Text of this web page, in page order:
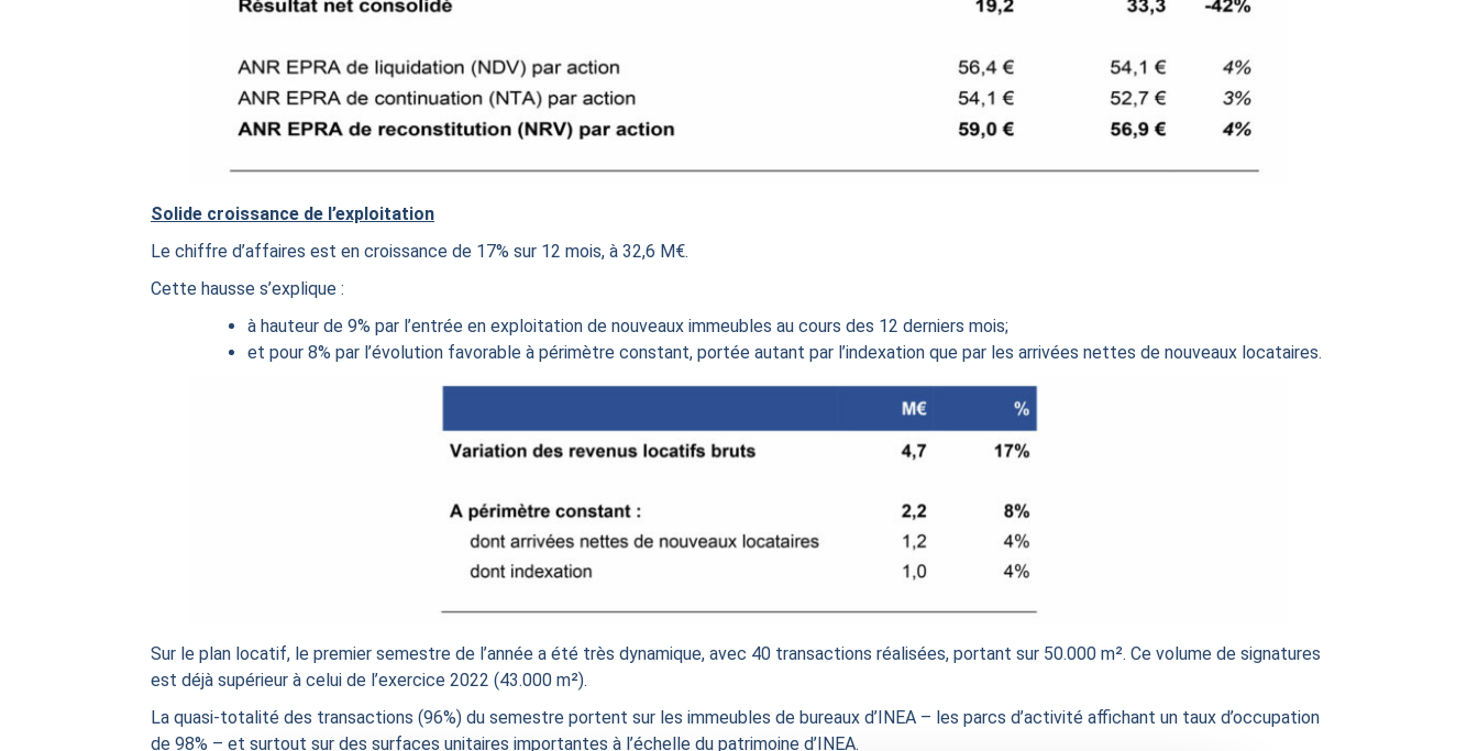
Solide croissance de l’exploitation
Le chiffre d’affaires est en croissance de 17% sur 12 mois, à 32,6 M€.
Cette hausse s’explique :
à hauteur de 9% par l’entrée en exploitation de nouveaux immeubles au cours des 12 derniers mois;
et pour 8% par l’évolution favorable à périmètre constant, portée autant par l’indexation que par les arrivées nettes de nouveaux locataires.
Sur le plan locatif, le premier semestre de l’année a été très dynamique, avec 40 transactions réalisées, portant sur 50.000 m². Ce volume de signatures
est déjà supérieur à celui de l’exercice 2022 (43.000 m²).
La quasi-totalité des transactions (96%) du semestre portent sur les immeubles de bureaux d’INEA – les parcs d’activité affichant un taux d’occupation
de 98% – et surtout sur des surfaces unitaires importantes à l’échelle du patrimoine d’INEA.